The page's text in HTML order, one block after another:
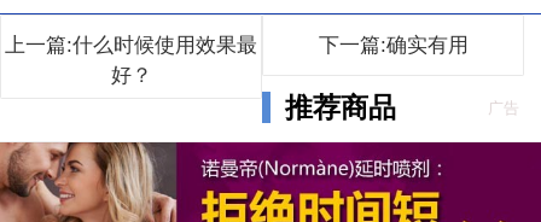
产品说明
在线订购
上一篇:什么时候使用效果最
好？
下一篇:确实有用
推荐商品 广告